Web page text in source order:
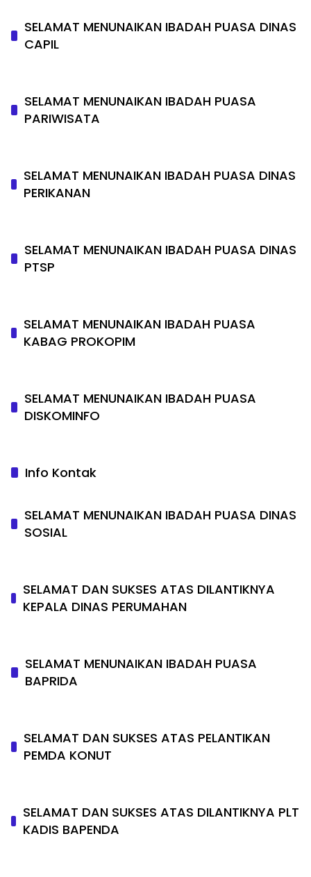
SELAMAT MENUNAIKAN IBADAH PUASA DINAS
CAPIL
SELAMAT MENUNAIKAN IBADAH PUASA
PARIWISATA
SELAMAT MENUNAIKAN IBADAH PUASA DINAS
PERIKANAN
SELAMAT MENUNAIKAN IBADAH PUASA DINAS
PTSP
SELAMAT MENUNAIKAN IBADAH PUASA
KABAG PROKOPIM
SELAMAT MENUNAIKAN IBADAH PUASA
DISKOMINFO
Info Kontak
SELAMAT MENUNAIKAN IBADAH PUASA DINAS
SOSIAL
SELAMAT DAN SUKSES ATAS DILANTIKNYA
KEPALA DINAS PERUMAHAN
SELAMAT MENUNAIKAN IBADAH PUASA
BAPRIDA
SELAMAT DAN SUKSES ATAS PELANTIKAN
PEMDA KONUT
SELAMAT DAN SUKSES ATAS DILANTIKNYA PLT
KADIS BAPENDA